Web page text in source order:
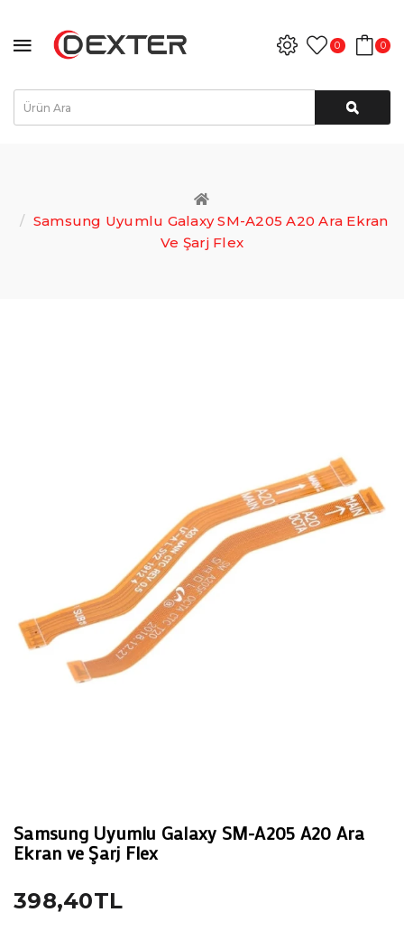
0 0
Samsung Uyumlu Galaxy SM-A205 A20 Ara Ekran
Ve Şarj Flex
Samsung Uyumlu Galaxy SM-A205 A20 Ara
Ekran ve Şarj Flex
398,40TL